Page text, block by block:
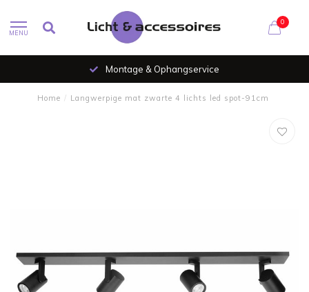
MENU
0
Montage & Ophangservice
Home / Langwerpige mat zwarte 4 lichts led spot-91cm